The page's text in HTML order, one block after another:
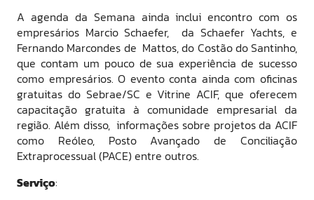
A agenda da Semana ainda inclui encontro com os
empresários Marcio Schaefer, da Schaefer Yachts, e
Fernando Marcondes de Mattos, do Costão do Santinho,
que contam um pouco de sua experiência de sucesso
como empresários. O evento conta ainda com oficinas
gratuitas do Sebrae/SC e Vitrine ACIF, que oferecem
capacitação gratuita à comunidade empresarial da
região. Além disso, informações sobre projetos da ACIF
como Reóleo, Posto Avançado de Conciliação
Extraprocessual (PACE) entre outros.
Serviço: